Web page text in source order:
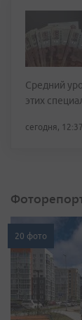
Средний
этих
сегодня, 12:37
20 фото